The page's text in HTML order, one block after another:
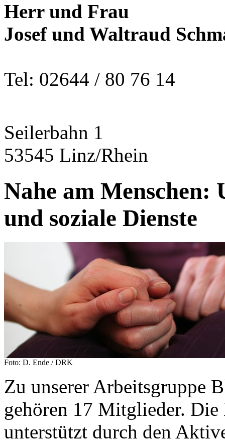
Herr und Frau
Josef und Waltraud
Tel: 02644 / 80 76 14
Seilerbahn 1
53545 Linz/Rhein
Nahe am Menschen:
und soziale Dienste
Foto: D. Ende / DRK
Zu unserer Arbeitsgruppe
gehören 17 Mitglieder. Die
unterstützt durch den